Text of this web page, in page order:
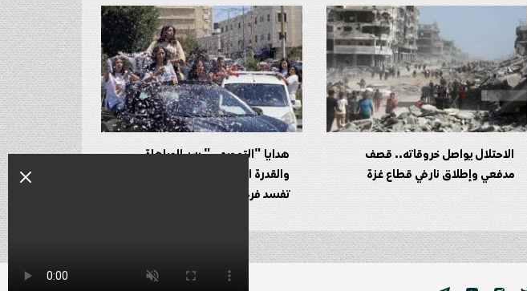
الاحتلال يواصل خروقاته.. قصف
مدفعي وإطلاق نار في قطاع غزة
هدايا "التوجيهي" بين المباهاة
والقدرة المادية.. ضغوط اجتماعية
تفسد فرحة الأسر الفلسطينية !